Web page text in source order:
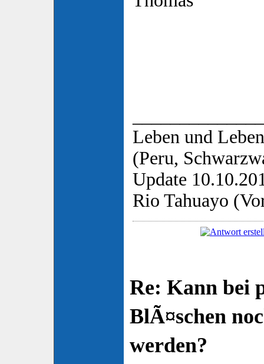
Leben und
(Peru,
Update
Rio Tahuayo
Re: Kann bei
BlÃ¤schen
werden?